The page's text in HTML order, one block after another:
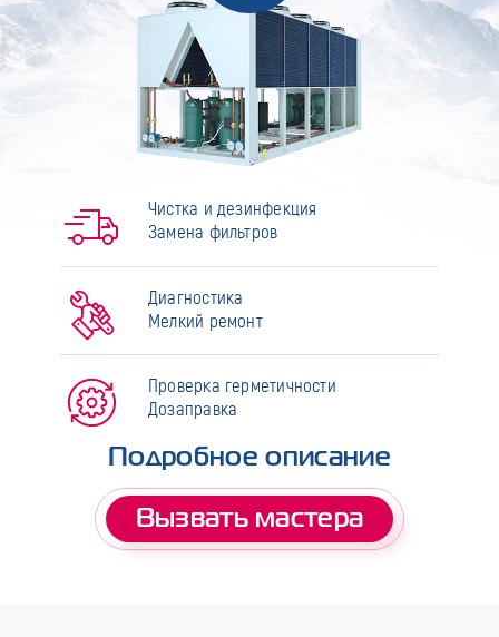
Чистка и дезинфекция
Замена фильтров
Диагностика
Мелкий ремонт
Проверка герметичности
Дозаправка
Подробное описание
Вызвать мастера